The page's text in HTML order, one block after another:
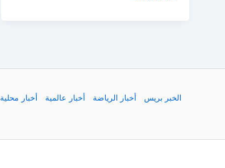
نهائي
الخبر بريس أخبار الرياضة أخبار عالمية أخبار محلية